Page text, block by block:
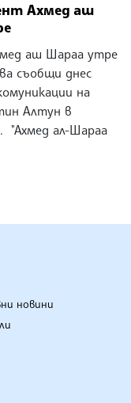
Ахмед аш
аш Шараа утре
съобщи днес
на
Алтун в
"Ахмед ал-Шараа
АГЕНЦИЯ
новини